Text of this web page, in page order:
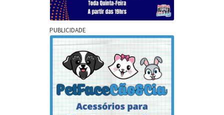
PUBLICIDADE